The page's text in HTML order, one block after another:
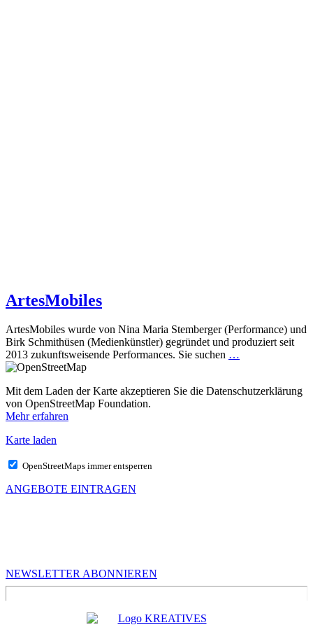
ArtesMobiles
ArtesMobiles wurde von Nina Maria Stemberger (Performance) und
Birk Schmithüsen (Medienkünstler) gegründet und produziert seit
2013 zukunftsweisende Performances. Sie suchen …
Mit dem Laden der Karte akzeptieren Sie die Datenschutzerklärung
von OpenStreetMap Foundation.
Mehr erfahren
Karte laden
OpenStreetMaps immer entsperren
ANGEBOTE EINTRAGEN
NEWSLETTER ABONNIEREN